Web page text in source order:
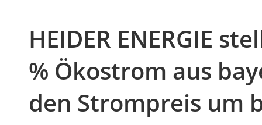
HEIDER ENERGIE
% Ökostrom aus
den Strompreis um